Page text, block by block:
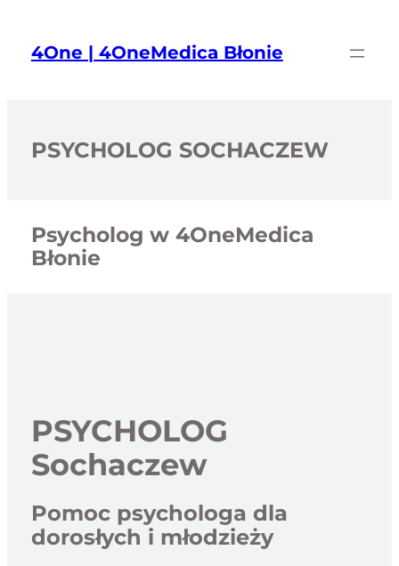
treści4One | 4OneMedica Błonie
PSYCHOLOG SOCHACZEW
Psycholog w 4OneMedica
Błonie
PSYCHOLOG
Sochaczew
Pomoc psychologa dla
dorosłych i młodzieży